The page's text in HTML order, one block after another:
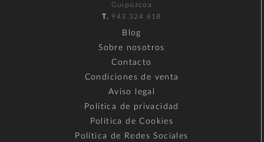
Guipúzcoa
T. 943 324 618
Blog
Sobre nosotros
Contacto
Condiciones de venta
Aviso legal
Política de privacidad
Política de Cookies
Política de Redes Sociales